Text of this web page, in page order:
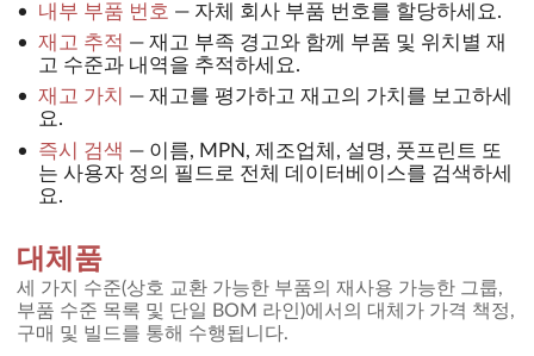
내부 부품 번호 — 자체 회사 부품 번호를 할당하세요.
재고 추적 — 재고 부족 경고와 함께 부품 및 위치별 재
고 수준과 내역을 추적하세요.
재고 가치
— 재고를 평가하고 재고의 가치를 보고하세
요.
즉시 검색 — 이름, MPN, 제조업체, 설명, 풋프린트 또
는 사용자 정의 필드로 전체 데이터베이스를 검색하세
요.
대체품
세 가지 수준(상호 교환 가능한 부품의 재사용 가능한 그룹,
부품 수준 목록 및 단일 BOM 라인)에서의 대체가 가격 책정,
구매 및 빌드를 통해 수행됩니다.